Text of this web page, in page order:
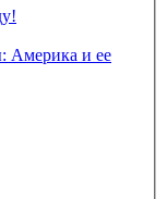
Америка и ее